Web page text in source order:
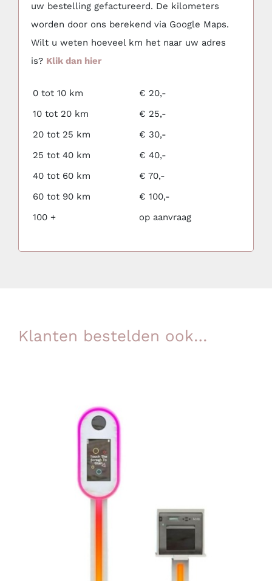
uw bestelling gefactureerd. De kilometers
worden door ons berekend via Google Maps.
Wilt u weten hoeveel km het naar uw adres
is? Klik dan hier
0 tot 10 km
€ 20,-
10 tot 20 km
€ 25,-
20 tot 25 km
€ 30,-
25 tot 40 km
€ 40,-
40 tot 60 km
€ 70,-
60 tot 90 km
€ 100,-
100 +
op aanvraag
Klanten bestelden ook…